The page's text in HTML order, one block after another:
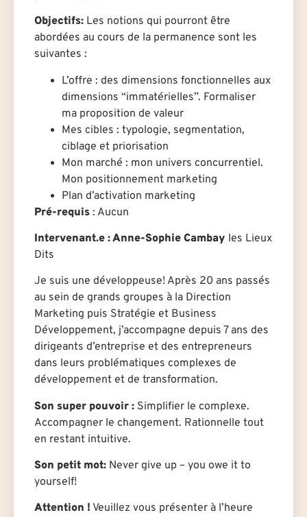
Objectifs: Les notions qui pourront être
abordées au cours de la permanence sont les
suivantes :
L’offre : des dimensions fonctionnelles aux
dimensions “immatérielles”. Formaliser
ma proposition de valeur
Mes cibles : typologie, segmentation,
ciblage et priorisation
Mon marché : mon univers concurrentiel.
Mon positionnement marketing
Plan d’activation marketing
Pré-requis : Aucun
Intervenant.e : Anne-Sophie Cambay les Lieux
Dits
Je suis une développeuse! Après 20 ans passés
au sein de grands groupes à la Direction
Marketing puis Stratégie et Business
Développement, j’accompagne depuis 7 ans des
dirigeants d’entreprise et des entrepreneurs
dans leurs problématiques complexes de
développement et de transformation.
Son super pouvoir : Simplifier le complexe.
Accompagner le changement. Rationnelle tout
en restant intuitive.
Son petit mot: Never give up – you owe it to
yourself!
Attention ! Veuillez vous présenter à l’heure